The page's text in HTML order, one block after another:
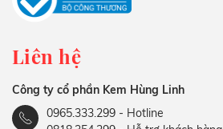
Liên hệ
Công ty cổ phần Kem Hùng Linh
0965.333.299 - Hotline